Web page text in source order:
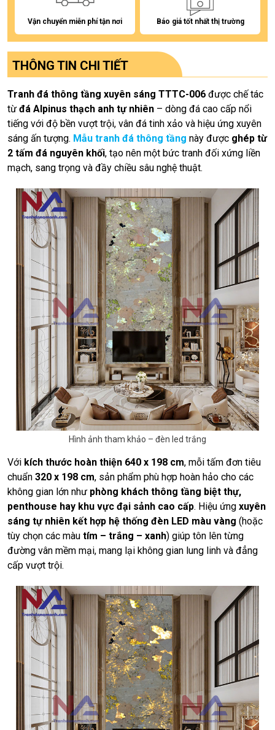
Vận chuyển miễn phí tận nơi Báo giá tốt nhất thị trường
THÔNG TIN CHI TIẾT
Tranh đá thông tầng xuyên sáng TTTC-006 được chế tác
từ đá Alpinus thạch anh tự nhiên – dòng đá cao cấp nổi
tiếng với độ bền vượt trội, vân đá tinh xảo và hiệu ứng xuyên
sáng ấn tượng. Mẫu tranh đá thông tầng này được ghép từ
2 tấm đá nguyên khối, tạo nên một bức tranh đối xứng liền
mạch, sang trọng và đầy chiều sâu nghệ thuật.
Hình ảnh tham khảo – đèn led trắng
Với kích thước hoàn thiện 640 x 198 cm, mỗi tấm đơn tiêu
chuẩn 320 x 198 cm, sản phẩm phù hợp hoàn hảo cho các
không gian lớn như phòng khách thông tầng biệt thự,
penthouse hay khu vực đại sảnh cao cấp. Hiệu ứng xuyên
sáng tự nhiên kết hợp hệ thống đèn LED màu vàng (hoặc
tùy chọn các màu tím – trắng – xanh) giúp tôn lên từng
đường vân mềm mại, mang lại không gian lung linh và đẳng
cấp vượt trội.